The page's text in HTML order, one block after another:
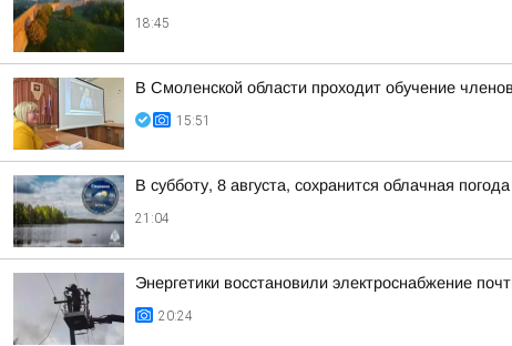
18:45
В Смоленской области проходит обучение
15:51
В субботу, 8 августа, сохранится облачная
21:04
Энергетики восстановили электроснабжение
20:24